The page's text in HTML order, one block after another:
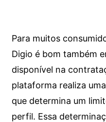
Para muitos
Digio é bom também
disponível na
plataforma realiza
que determina um
perfil. Essa